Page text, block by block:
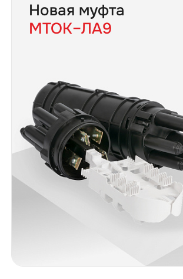
Новая муфта
МТОК–ЛА9